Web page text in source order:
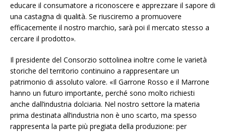
educare il consumatore a riconoscere e apprezzare il sapore di
una castagna di qualità. Se riusciremo a promuovere
efficacemente il nostro marchio, sarà poi il mercato stesso a
cercare il prodotto».
Il presidente del Consorzio sottolinea inoltre come le varietà
storiche del territorio continuino a rappresentare un
patrimonio di assoluto valore. «Il Garrone Rosso e il Marrone
hanno un futuro importante, perché sono molto richiesti
anche dall’industria dolciaria. Nel nostro settore la materia
prima destinata all’industria non è uno scarto, ma spesso
rappresenta la parte più pregiata della produzione: per